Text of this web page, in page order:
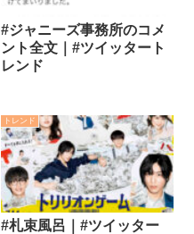
#ジャニーズ事務所のコメ
ント全文｜#ツイッタート
レンド
トレンド
#札束風呂｜#ツイッター